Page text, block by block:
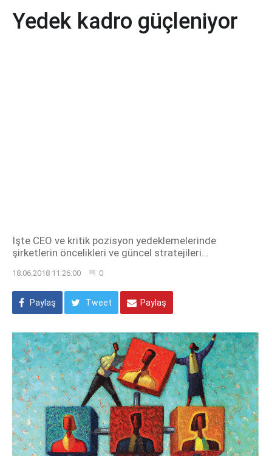
Yedek kadro güçleniyor
İşte CEO ve kritik pozisyon yedeklemelerinde
şirketlerin öncelikleri ve güncel stratejileri…
18.06.2018 11:26:00 0
Paylaş Tweet Paylaş